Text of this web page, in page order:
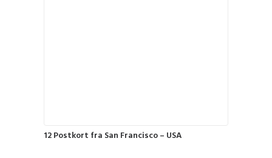
12 Postkort fra San Francisco – USA